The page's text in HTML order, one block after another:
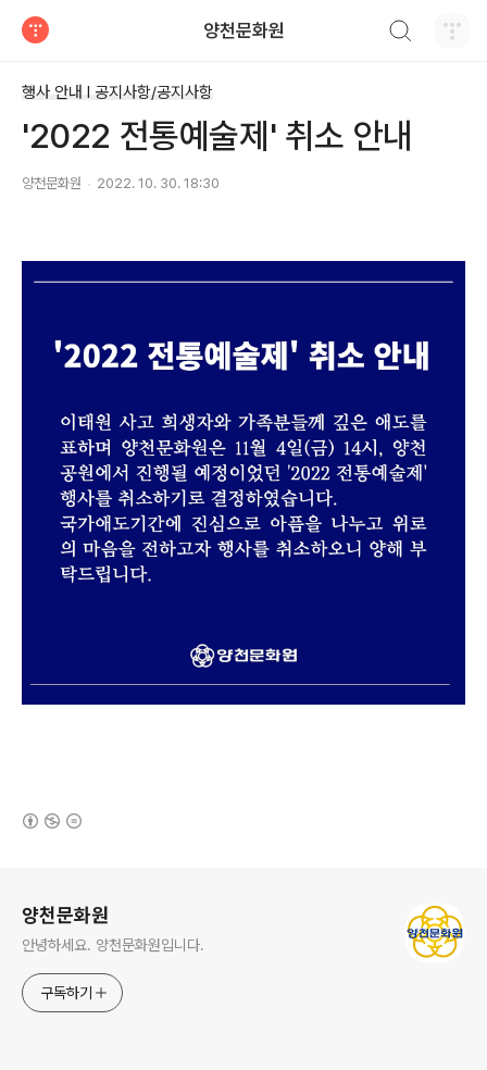
양천문화원
행사 안내 Ι 공지사항/공지사항
'2022 전통예술제' 취소 안내
양천문화원 2022. 10. 30. 18:30
양천문화원
안녕하세요. 양천문화원입니다.
구독하기